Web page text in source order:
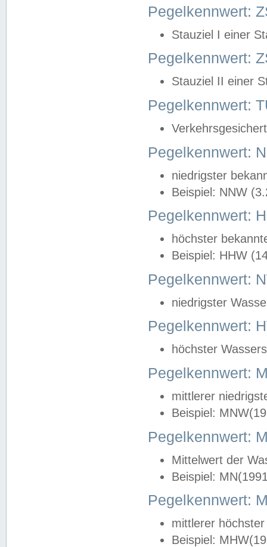
Pegelkennwert:
Stauziel I einer
Pegelkennwert:
Stauziel II einer
Pegelkennwert:
Pegelkennwert:
niedrigster
Beispiel: NNW
Pegelkennwert:
höchster
Beispiel: HHW
Pegelkennwert:
niedrigster
Pegelkennwert:
höchster
Pegelkennwert:
mittlerer
Beispiel:
Pegelkennwert:
Mittelwert der
Beispiel:
Pegelkennwert:
mittlerer
Beispiel: